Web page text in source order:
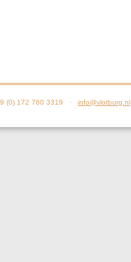
(0) 172 760 3319 · info@vlotburg.nl